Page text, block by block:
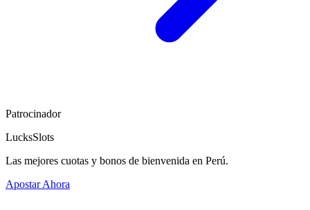
Patrocinador
LucksSlots
Las mejores cuotas y bonos de bienvenida en Perú.
Apostar Ahora